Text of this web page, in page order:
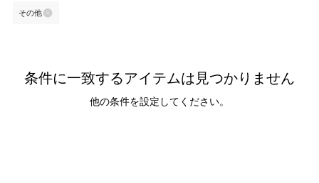
その他
条件に一致するアイテムは見つかりません
他の条件を設定してください。